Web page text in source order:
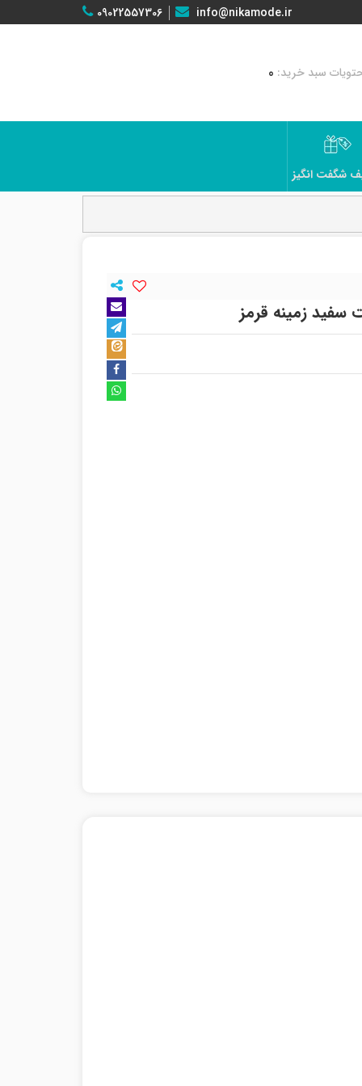
09022557306 info@nikamode.ir
0
شگفت انگیز
زمینه قرمز